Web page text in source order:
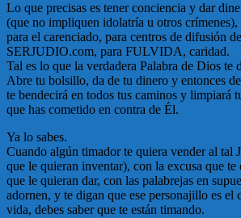
Lo que precisas es tener conciencia y dar
(que no impliquen idolatría u otros crímenes),
para el carenciado, para centros de difusión
SERJUDIO.com, para FULVIDA, caridad.
Tal es lo que la verdadera Palabra de Dios te
Abre tu bolsillo, da de tu dinero y entonces
te bendecirá en todos tus caminos y limpiará
que has cometido en contra de Él.
Ya lo sabes.
Cuando algún timador te quiera vender al tal
que le quieran inventar), con la excusa que te
que le quieran dar, con las palabrejas en
adornen, y te digan que ese personajillo es el
vida, debes saber que te están timando.